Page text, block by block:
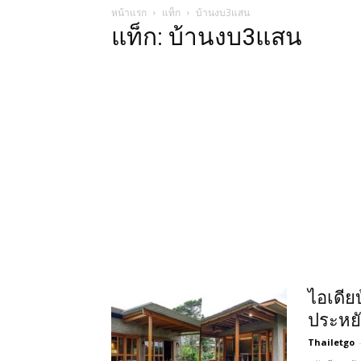
หน้าแรก แท็ก บ้านงบ3แสน
แท็ก: บ้านงบ3แสน
ไอเดี
ประห
Thailetgo -